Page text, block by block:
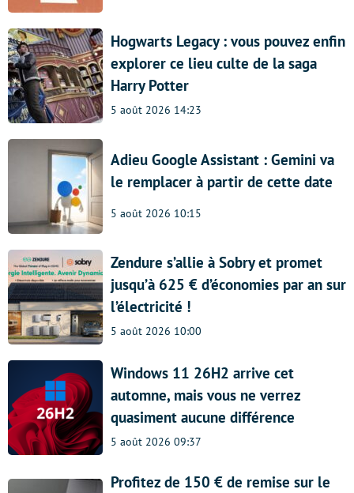
Hogwarts Legacy : vous pouvez enfin
explorer ce lieu culte de la saga
Harry Potter
5 août 2026 14:23
Adieu Google Assistant : Gemini va
le remplacer à partir de cette date
5 août 2026 10:15
Zendure s’allie à Sobry et promet
jusqu’à 625 € d’économies par an sur
l’électricité !
5 août 2026 10:00
Windows 11 26H2 arrive cet
automne, mais vous ne verrez
quasiment aucune différence
5 août 2026 09:37
Profitez de 150 € de remise sur le